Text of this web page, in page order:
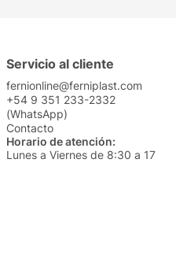
Servicio al cliente
fernionline@ferniplast.com
+54 9 351 233-2332
(WhatsApp)
Contacto
Horario de atención:
Lunes a Viernes de 8:30 a 17